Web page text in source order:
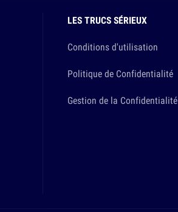
LES TRUCS SÉRIEUX
Conditions d'utilisation
Politique de Confidentialité
Gestion de la Confidentialité